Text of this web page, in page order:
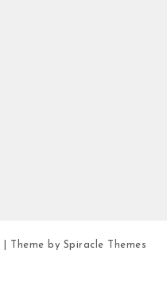
| Theme by Spiracle Themes